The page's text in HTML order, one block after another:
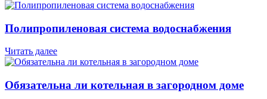
Полипропиленовая система водоснабжения
Читать далее
Обязательна ли котельная в загородном доме